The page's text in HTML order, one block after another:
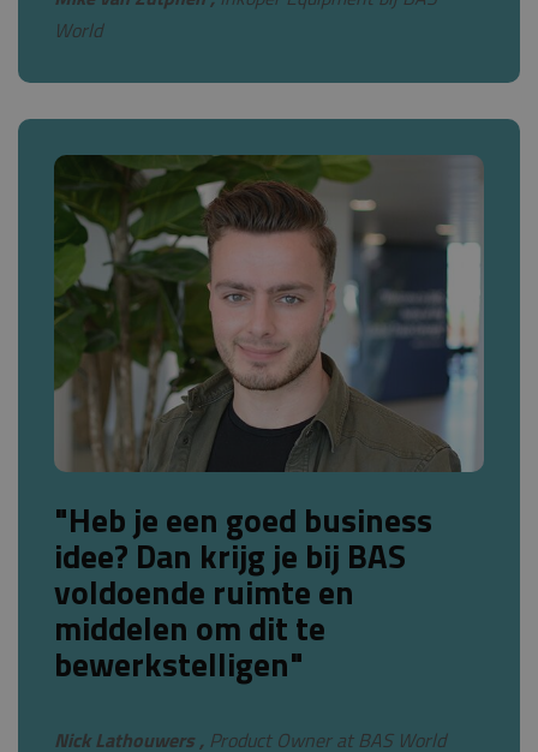
World
"Heb je een goed business
idee? Dan krijg je bij BAS
voldoende ruimte en
middelen om dit te
bewerkstelligen"
Nick Lathouwers , Product Owner at BAS World